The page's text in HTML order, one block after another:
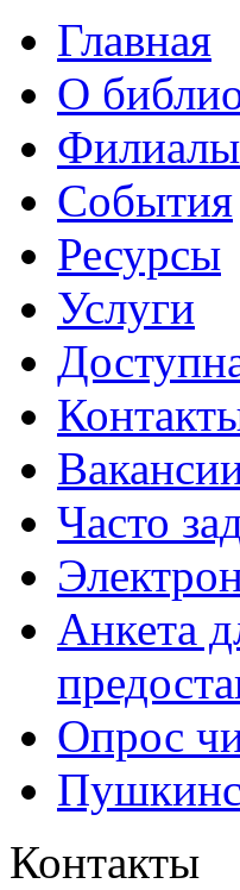
Главная
О
События
Ресурсы
Услуги
Часто
Анкета
Опрос
Контакты